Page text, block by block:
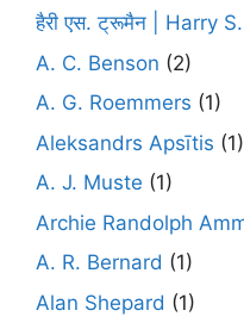
हैरी एस. ट्रूमैन | Harry
A. C. Benson (2)
A. G. Roemmers (1)
Aleksandrs Apsītis (1)
A. J. Muste (1)
Archie Randolph
A. R. Bernard (1)
Alan Shepard (1)